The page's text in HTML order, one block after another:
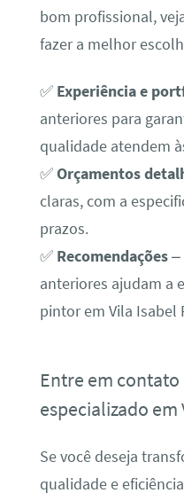
bom profissional,
fazer a melhor
✅ Experiência e
anteriores para
qualidade atendem
✅Orçamentos
claras, com a
prazos.
✅ Recomendações–
anteriores ajudam a
pintor em Vila Isabel
Entre em
especializado em
Se você deseja
qualidade e